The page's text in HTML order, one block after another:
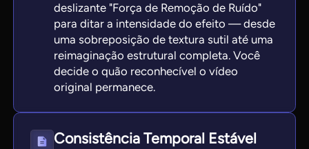
deslizante "Força de Remoção de Ruído"
para ditar a intensidade do efeito — desde
uma sobreposição de textura sutil até uma
reimaginação estrutural completa. Você
decide o quão reconhecível o vídeo
original permanece.
Consistência Temporal Estável